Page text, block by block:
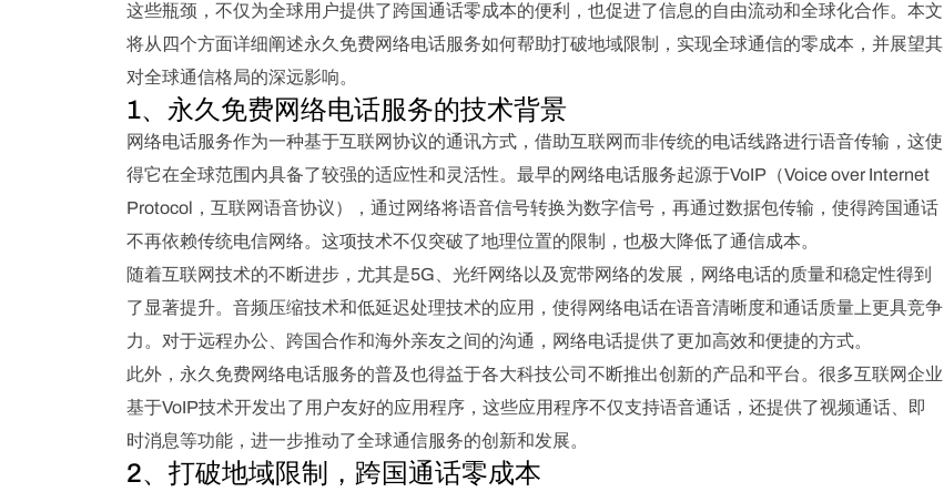
这些瓶颈，不仅为全球用户提供了跨国通话零成本的便利，也促进了信息的自由流动和全球化合作。本文
将从四个方面详细阐述永久免费网络电话服务如何帮助打破地域限制，实现全球通信的零成本，并展望其
对全球通信格局的深远影响。
1、永久免费网络电话服务的技术背景
网络电话服务作为一种基于互联网协议的通讯方式，借助互联网而非传统的电话线路进行语音传输，这使
得它在全球范围内具备了较强的适应性和灵活性。最早的网络电话服务起源于VoIP（Voice over Internet
Protocol，互联网语音协议），通过网络将语音信号转换为数字信号，再通过数据包传输，使得跨国通话
不再依赖传统电信网络。这项技术不仅突破了地理位置的限制，也极大降低了通信成本。
随着互联网技术的不断进步，尤其是5G、光纤网络以及宽带网络的发展，网络电话的质量和稳定性得到
了显著提升。音频压缩技术和低延迟处理技术的应用，使得网络电话在语音清晰度和通话质量上更具竞争
力。对于远程办公、跨国合作和海外亲友之间的沟通，网络电话提供了更加高效和便捷的方式。
此外，永久免费网络电话服务的普及也得益于各大科技公司不断推出创新的产品和平台。很多互联网企业
基于VoIP技术开发出了用户友好的应用程序，这些应用程序不仅支持语音通话，还提供了视频通话、即
时消息等功能，进一步推动了全球通信服务的创新和发展。
2、打破地域限制，跨国通话零成本